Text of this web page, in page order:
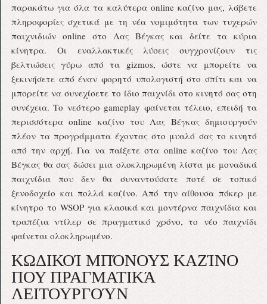
παρακάτω για όλα τα καλύτερα online καζίνο μας, λάβετε
πληροφορίες σχετικά με τη νέα νομιμότητα των τυχερών
παιχνιδιών online στο Λας Βέγκας και δείτε τα κύρια
κίνητρα. Οι εναλλακτικές λύσεις συγχρονίζουν τις
βελτιώσεις γύρω από τα gizmos, ώστε να μπορείτε να
ξεκινήσετε από έναν φορητό υπολογιστή στο σπίτι και να
μπορείτε να συνεχίσετε το ίδιο παιχνίδι στο κινητό σας στη
συνέχεια. Το νεότερο gameplay φαίνεται τέλειο, επειδή τα
περισσότερα online καζίνο του Λας Βέγκας δημιουργούν
πλέον τα προγράμματα έχοντας στο μυαλό σας το κινητό
από την αρχή. Για να παίξετε στα online καζίνο του Λας
Βέγκας θα σας δώσει μια ολοκληρωμένη λίστα με μοναδικά
παιχνίδια που δεν θα συναντούσατε ποτέ σε τοπικό
ξενοδοχείο και πολλά καζίνο. Από την αίθουσα πόκερ με
κίνητρο το WSOP για κλασικά και μοντέρνα παιχνίδια και
τραπέζια ντίλερ σε πραγματικό χρόνο, το νέο παιχνίδι
φαίνεται ολοκληρωμένο.
ΚΩΔΙΚΟΊ ΜΠΌΝΟΥΣ ΚΑΖΊΝΟ
ΠΟΥ ΠΡΑΓΜΑΤΙΚΆ
ΛΕΙΤΟΥΡΓΟΎΝ